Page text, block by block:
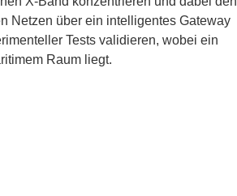
Netzen über ein intelligentes Gateway
Tests validieren, wobei ein
Raum liegt.